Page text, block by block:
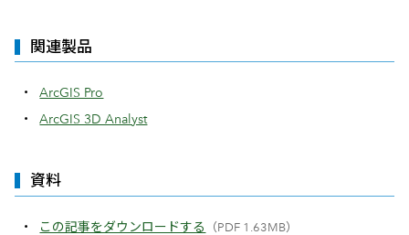
関連製品
ArcGIS Pro
ArcGIS 3D Analyst
資料
この記事をダウンロードする （PDF 1.63MB）